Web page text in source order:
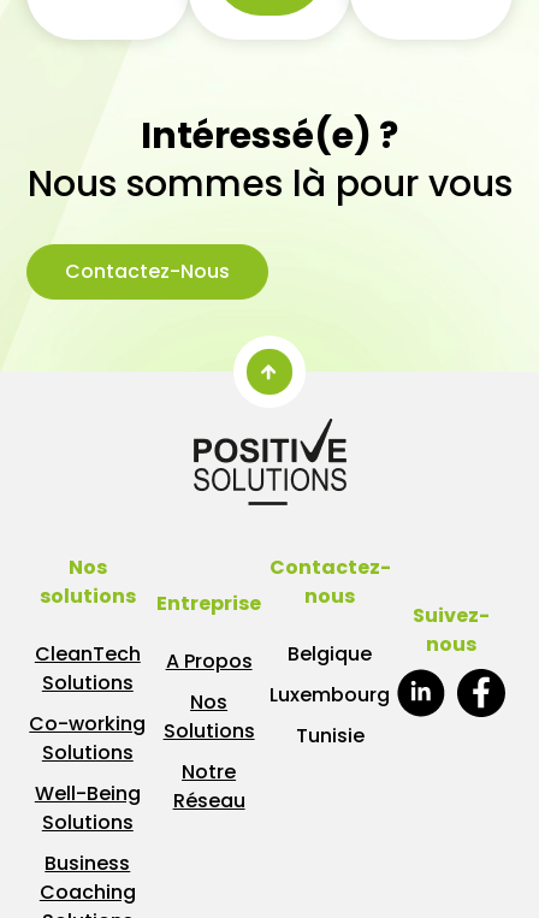
Intéressé(e) ?
Nous sommes là pour vous
Contactez-Nous
Nos
solutions
CleanTech
Solutions
Co-working
Solutions
Well-Being
Solutions
Business
Coaching
Entreprise
A Propos
Nos
Solutions
Notre
Réseau
Contactez-
nous
Belgique
Luxembourg
Tunisie
Suivez-
nous